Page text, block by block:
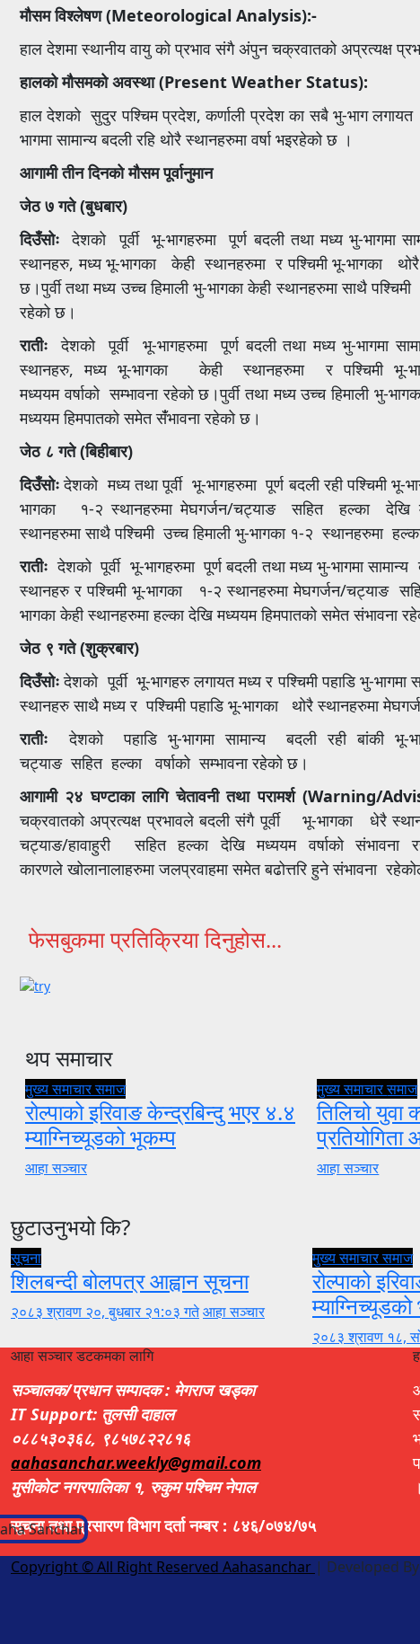
मौसम विश्लेषण (Meteorological Analysis):-
हाल देशमा स्थानीय वायु को प्रभाव संगै अंपुन चक्रवातको अप्रत्यक्ष
हालको मौसमको अवस्था (Present Weather Status):
हाल देशको सुदुर पश्चिम प्रदेश, कर्णाली प्रदेश का सबै भु-भाग
भागमा सामान्य बदली रहि थोरै स्थानहरुमा वर्षा भइरहेको छ ।
आगामी तीन दिनको मौसम पूर्वानुमान
जेठ ७ गते (बुधबार)
दिउँसोः देशको पूर्वी भू-भागहरुमा पूर्ण बदली तथा मध्य भु-भागमा
स्थानहरु, मध्य भू-भागका केही स्थानहरुमा र पश्चिमी भू-भागका
छ।पुर्वी तथा मध्य उच्च हिमाली भु-भागका केही स्थानहरुमा साथै
रहेको छ।
रातीः देशको पूर्वी भू-भागहरुमा पूर्ण बदली तथा मध्य भु-भागमा
स्थानहरु, मध्य भू-भागका केही स्थानहरुमा र पश्चिमी भू-
मध्ययम वर्षाको सम्भावना रहेको छ।पुर्वी तथा मध्य उच्च हिमाली भु-
मध्ययम हिमपातको समेत संँभावना रहेको छ।
जेठ ८ गते (बिहीबार)
दिउँसोः देशको मध्य तथा पूर्वी भू-भागहरुमा पूर्ण बदली रही पश्चिमी
भागका १-२ स्थानहरुमा मेघगर्जन/चट्याङ सहित हल्का देखि
स्थानहरुमा साथै पश्चिमी उच्च हिमाली भु-भागका १-२ स्थानहरुमा
रातीः देशको पूर्वी भू-भागहरुमा पूर्ण बदली तथा मध्य भु-भागमा
स्थानहरु र पश्चिमी भू-भागका १-२ स्थानहरुमा मेघगर्जन/चट्याङ
भागका केही स्थानहरुमा हल्का देखि मध्ययम हिमपातको समेत संभावना
जेठ ९ गते (शुक्रबार)
दिउँसोः देशको पूर्वी भू-भागहरु लगायत मध्य र पश्चिमी पहाडि भु-
स्थानहरु साथै मध्य र पश्चिमी पहाडि भू-भागका थोरै स्थानहरुमा
रातीः
देशको पहाडि भु-भागमा सामान्य बदली रही बांकी
चट्याङ सहित हल्का वर्षाको सम्भावना रहेको छ।
आगामी २४ घण्टाका लागि चेतावनी तथा परामर्श
चक्रवातको अप्रत्यक्ष प्रभावले बदली संगै पूर्वी भू-भागका धेरै
चट्याङ/हावाहुरी सहित हल्का देखि मध्ययम वर्षाको
कारणले खोलानालाहरुमा जलप्रवाहमा समेत बढोत्तरि हुने संभावना
फेसबुकमा प्रतिक्रिया दिनुहोस...
थप समाचार
मुख्य समाचारसमाज
रोल्पाको इरिवाङ केन्द्रबिन्दु भएर ४.४
म्याग्निच्यूडको भूकम्प
आहा सञ्चार
मुख्य समाचारसमाज
तिलिचो युवा
प्रतियोगिता
आहा सञ्चार
छुटाउनुभयो कि?
सूचना
शिलबन्दी बोलपत्र आह्वान सूचना
२०८३ श्रावण २०, बुधबार २१:०३ गतेआहा सञ्चार
मुख्य समाचारसमाज
रोल्पाको
२०८३ श्रावण १८,
आहा सञ्चार डटकमका लागि
सञ्चालक/प्रधान सम्पादक : मेगराज खड्का
IT Support: तुलसी दाहाल
०८८५३०३६८, ९८५७८२२८१६
aahasanchar.weekly@gmail.com
मुसीकोट नगरपालिका १, रुकुम पश्चिम नेपाल
सूचना तथा प्रसारण विभाग दर्ता नम्बर : ८४६/०७४/७५
Copyright © All Right Reserved Aahasanchar | Developed